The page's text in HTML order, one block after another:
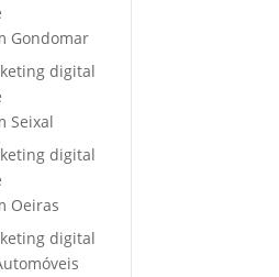
Gondomar
digital
Seixal
digital
Oeiras
digital